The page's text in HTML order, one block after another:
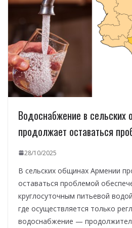
Водоснабжение в сельских
продолжает оставаться
28/10/2025
В сельских общинах Армении
оставаться проблемой
круглосуточным питьевой
где осуществляется только
водоснабжение —